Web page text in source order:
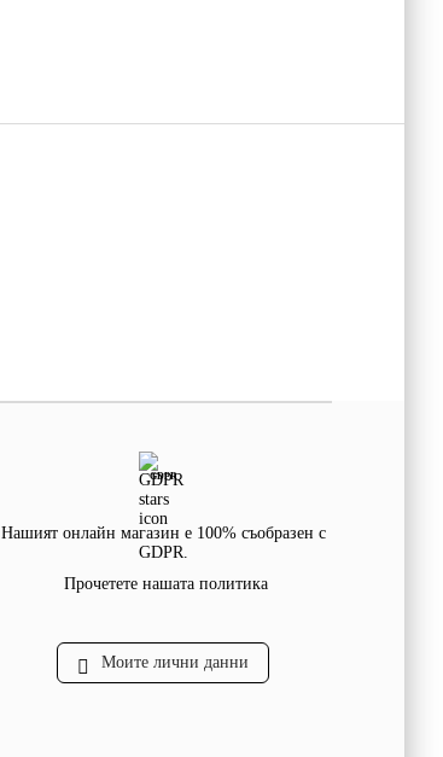
GDPR
Нашият онлайн магазин е 100% съобразен с
GDPR.
Прочетете нашата политика
Моите лични данни